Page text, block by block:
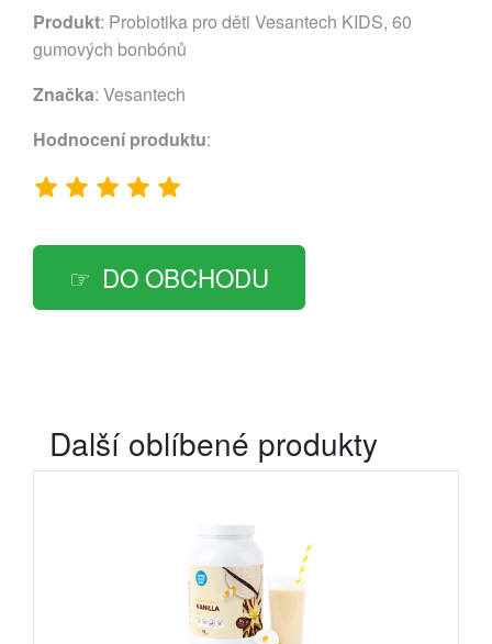
Produkt: Probiotika pro děti Vesantech KIDS, 60
gumových bonbónů
Značka: Vesantech
Hodnocení produktu:
DO OBCHODU
Další oblíbené produkty